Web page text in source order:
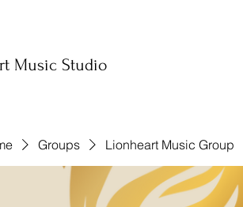
Music Studio
Groups Lionheart Music Group